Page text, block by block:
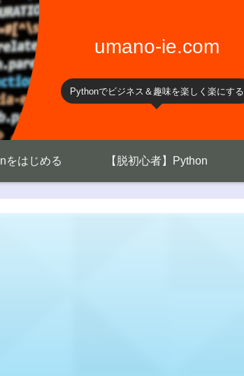
umano-ie.com
Pythonでビジネス＆趣味を楽しく楽にする
をはじめる 【脱初心者】Python